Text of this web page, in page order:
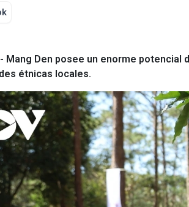
- Mang Den posee un enorme
étnicas locales.